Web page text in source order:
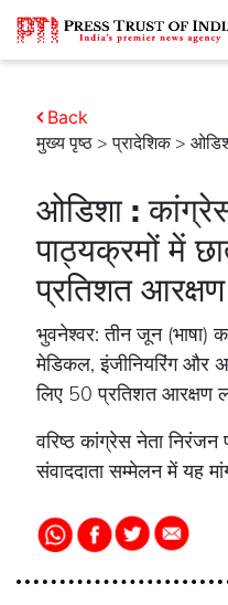
मुख्य पृष्ठ >प्रादेशिक>
Back
ओडिशा :
पाठ्यक्रमों में
प्रतिशत
भुवनेश्वर: तीन जून (भाषा)
मेडिकल, इंजीनियरिंग और
लिए 50 प्रतिशत आरक्षण
वरिष्ठ कांग्रेस नेता
संवाददाता सम्मेलन में यह